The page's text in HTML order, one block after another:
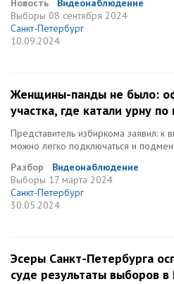
Новость
Видеонаблюдение
Выборы 08 сентября 2024
Санкт-Петербург
10.09.2024
Женщины-панды не было:
участка, где катали урну по
Представитель избиркома заявил: к
можно легко подключаться и
Разбор
Видеонаблюдение
Выборы 17 марта 2024
Санкт-Петербург
30.05.2024
Эсеры Санкт-Петербурга
суде результаты выборов в